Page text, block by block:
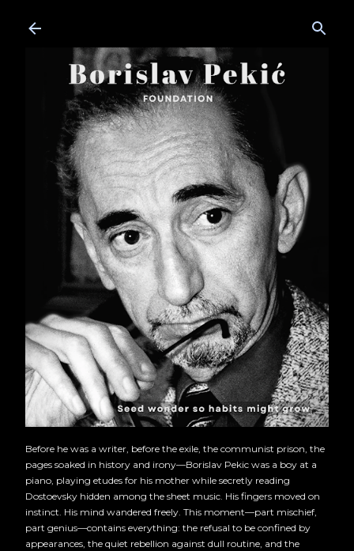
Before he was a writer, before the exile, the communist prison, the
pages soaked in history and irony—Borislav Pekic was a boy at a
piano, playing etudes for his mother while secretly reading
Dostoevsky hidden among the sheet music. His fingers moved on
instinct. His mind wandered freely. This moment—part mischief,
part genius—contains everything: the refusal to be confined by
appearances, the quiet rebellion against dull routine, and the